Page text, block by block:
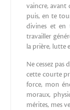
vaincre, avant
puis, en te
divines et en
travailler
la prière, lutte
Ne cessez
cette courte
force, mon
moraux,
mérites, mes